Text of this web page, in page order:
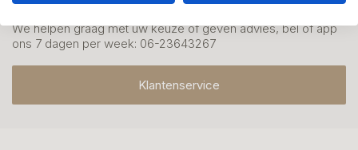
Meer informatie?
We helpen graag met uw keuze of geven advies, bel of app
ons 7 dagen per week: 06-23643267
Klantenservice